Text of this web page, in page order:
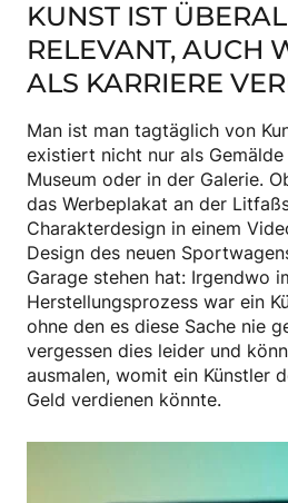
KUNST IST
RELEVANT, AUCH
ALS KARRIERE
Man ist man tagtäglich von
existiert nicht nur als
Museum oder in der Galerie.
das Werbeplakat an der
Charakterdesign in einem
Design des neuen
Garage stehen hat: Irgendwo
Herstellungsprozess war ein
ohne den es diese Sache nie
vergessen dies leider und
ausmalen, womit ein Künstler
Geld verdienen könnte.